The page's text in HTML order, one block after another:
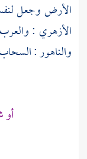
الأرض وجعل
الأزهري :
والناهور :